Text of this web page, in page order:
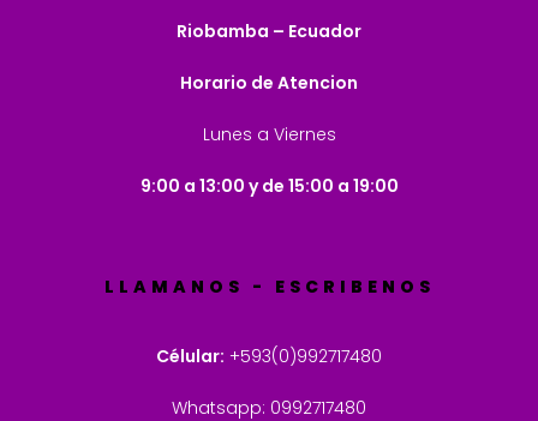
Riobamba – Ecuador
Horario de Atencion
Lunes a Viernes
9:00 a 13:00 y de 15:00 a 19:00
LLAMANOS - ESCRIBENOS
Célular: +593(0)992717480
Whatsapp: 0992717480